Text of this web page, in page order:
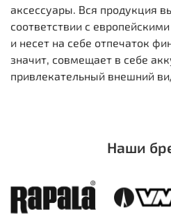
аксессуары. Вся продукция
соответствии с
и несет на себе отпечаток
значит, совмещает в себе
привлекательный внешний
Наши